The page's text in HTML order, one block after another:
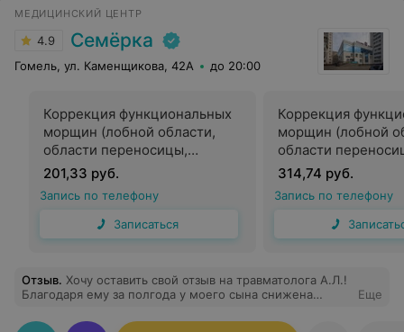
паниковать, а жить дальше спокойно и радостно
МЕДИЦИНСКИЙ ЦЕНТР
4.9 Семёрка
Гомель, ул. Каменщикова, 42А до 20:00
Коррекция функциональных
морщин (лобной области,
области переносицы,
периорбитальных областей)
препаратом на основе
ботулотоксина (диспорт) —
201,33 руб.
Запись по телефону
Записаться
Коррекция
морщин (лобной
области
периорбитальных
препаратом на
ботулотоксина
314,74 руб.
Запись по телефону
Отзыв. Хочу оставить свой отзыв на травматолога А.Л.!
Благодаря ему за полгода у моего сына снижена
сталкивался - знает все сложности), избежали
Еще